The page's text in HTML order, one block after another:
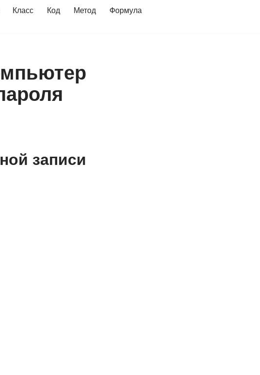
Класс Код Метод
Формула
записи